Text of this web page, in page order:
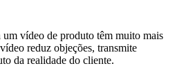
um vídeo de produto têm muito mais
reduz objeções, transmite
da realidade do cliente.